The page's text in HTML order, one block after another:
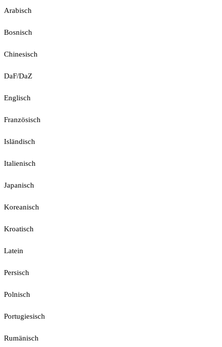
Arabisch
Bosnisch
Chinesisch
DaF/DaZ
Englisch
Französisch
Isländisch
Italienisch
Japanisch
Koreanisch
Kroatisch
Latein
Persisch
Polnisch
Portugiesisch
Rumänisch